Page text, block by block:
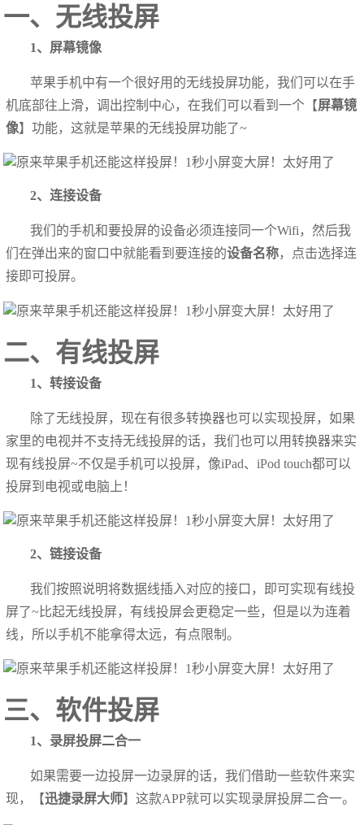
一、无线投屏
1、屏幕镜像
苹果手机中有一个很好用的无线投屏功能，我们可以在手
机底部往上滑，调出控制中心，在我们可以看到一个【屏幕镜
像】功能，这就是苹果的无线投屏功能了~
2、连接设备
我们的手机和要投屏的设备必须连接同一个Wifi，然后我
们在弹出来的窗口中就能看到要连接的设备名称，点击选择连
接即可投屏。
二、有线投屏
1、转接设备
除了无线投屏，现在有很多转换器也可以实现投屏，如果
家里的电视并不支持无线投屏的话，我们也可以用转换器来实
现有线投屏~不仅是手机可以投屏，像iPad、iPod touch都可以
投屏到电视或电脑上！
2、链接设备
我们按照说明将数据线插入对应的接口，即可实现有线投
屏了~比起无线投屏，有线投屏会更稳定一些，但是以为连着
线，所以手机不能拿得太远，有点限制。
三、软件投屏
1、录屏投屏二合一
如果需要一边投屏一边录屏的话，我们借助一些软件来实
现，【迅捷录屏大师】这款APP就可以实现录屏投屏二合一。